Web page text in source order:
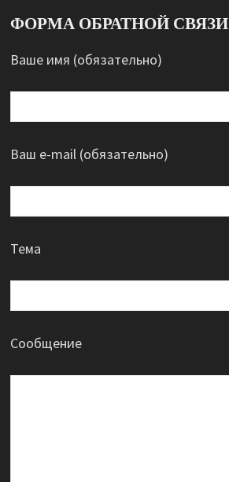
ФОРМА ОБРАТНОЙ СВЯЗИ
Ваше имя (обязательно)
Ваш e-mail (обязательно)
Тема
Сообщение